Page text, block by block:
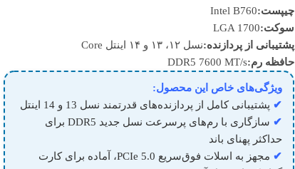
چیپست:Intel B760
سوکت:LGA 1700
پشتیبانی از پردازنده:نسل ۱۲، ۱۳ و ۱۴ اینتل Core
حافظه رم:DDR5 7600 MT/s
ویژگی‌های خاص این محصول:
✔ پشتیبانی کامل از پردازنده‌های قدرتمند نسل 13 و 14 اینتل
✔
سازگاری با رم‌های پرسرعت نسل جدید DDR5 برای
حداکثر پهنای باند
✔
مجهز به اسلات فوق‌سریع PCIe 5.0، آماده برای کارت